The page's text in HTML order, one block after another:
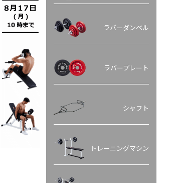
ラバーダンベル
ラバープレート
シャフト
トレーニングマシン